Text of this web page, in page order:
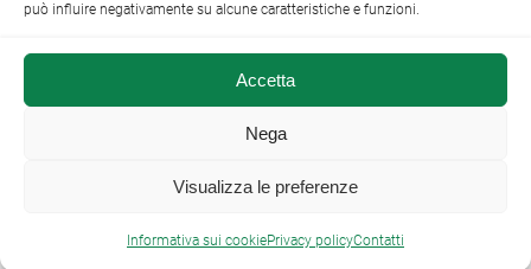
NOCI gazzettino.it ©2014 •
può influire negativamente su alcune caratteristiche e funzioni.
Accetta
Nega
Visualizza le preferenze
Informativa sui cookiePrivacy policyContatti